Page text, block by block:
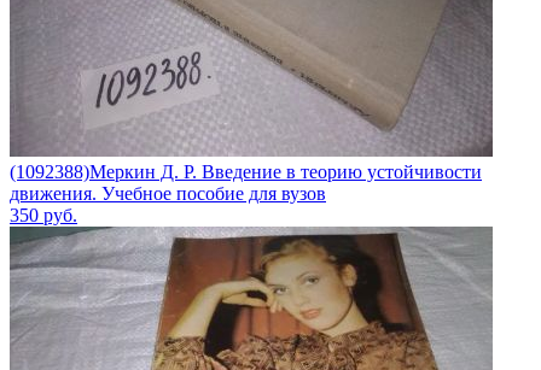
(1092388)Меркин Д. Р. Введение в теорию устойчивости
движения. Учебное пособие для вузов
350 руб.